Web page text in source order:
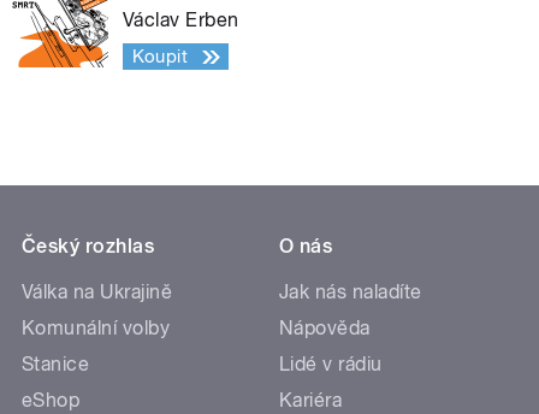
Václav Erben
Koupit
Český rozhlas
Válka na Ukrajině
Komunální volby
Stanice
eShop
O nás
Jak nás naladíte
Nápověda
Lidé v rádiu
Kariéra